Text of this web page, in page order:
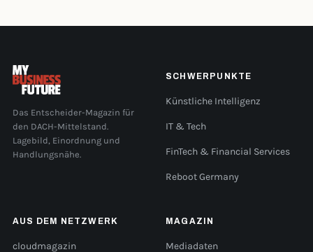
Das Entscheider-Magazin für
den DACH-Mittelstand.
Lagebild, Einordnung und
Handlungsnähe.
SCHWERPUNKTE
Künstliche Intelligenz
IT & Tech
FinTech & Financial Services
Reboot Germany
AUS DEM NETZWERK
cloudmagazin
MAGAZIN
Mediadaten